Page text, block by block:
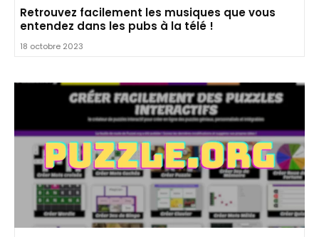
Retrouvez facilement les musiques que vous
entendez dans les pubs à la télé !
18 octobre 2023